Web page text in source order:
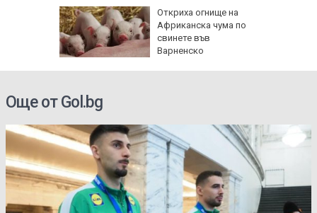
Откриха огнище на
Африканска чума по
свинете във
Варненско
Още от Gol.bg